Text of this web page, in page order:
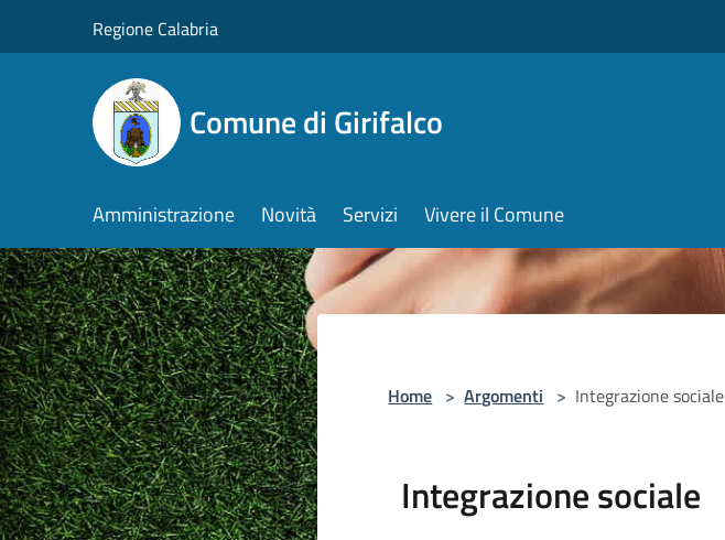
Regione Calabria
Comune di Girifalco
Amministrazione Novità Servizi Vivere il Comune
Home > Argomenti > Integrazione sociale
Integrazione sociale